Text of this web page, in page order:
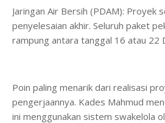
​Jaringan Air Bersih (PDAM): Proyek
penyelesaian akhir. Seluruh paket
rampung antara tanggal 16 atau 22
​Poin paling menarik dari realisasi
pengerjaannya. Kades Mahmud
ini menggunakan sistem swakelola